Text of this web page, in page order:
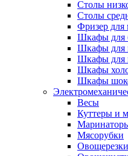
Столы
Столы
Фризер для
Шкафы для
Шкафы для
Шкафы для
Шкафы
Шкафы
Весы
Куттеры и
Мясорубки